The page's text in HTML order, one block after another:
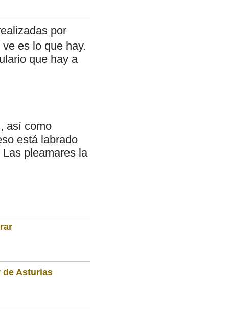
por
es lo que hay.
que hay a
así como
está labrado
pleamares la
de Asturias